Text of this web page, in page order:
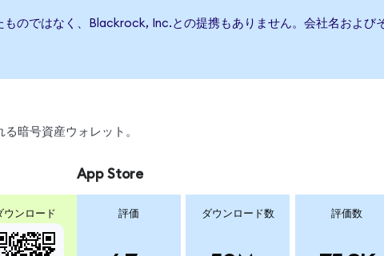
のではなく、Blackrock, Inc.との提携もありません。会社名および
暗号資産ウォレット。
ウンロード
App Store
評価 ダウンロード数 評価数